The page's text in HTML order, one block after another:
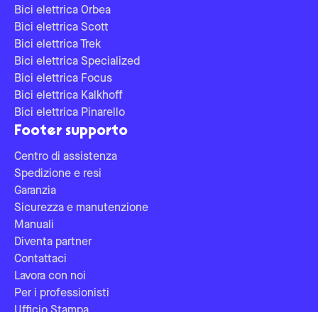
Bici elettrica Orbea
Bici elettrica Scott
Bici elettrica Trek
Bici elettrica Specialized
Bici elettrica Focus
Bici elettrica Kalkhoff
Bici elettrica Pinarello
Footer supporto
Centro di assistenza
Spedizione e resi
Garanzia
Sicurezza e manutenzione
Manuali
Diventa partner
Contattaci
Lavora con noi
Per i professionisti